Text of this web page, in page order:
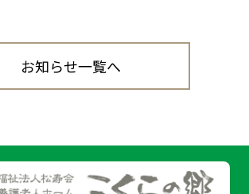
お知らせ一覧へ